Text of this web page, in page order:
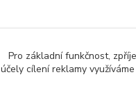
Pro základní funkčnost,
účely cílení reklamy